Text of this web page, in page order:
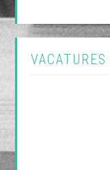
VACATURES